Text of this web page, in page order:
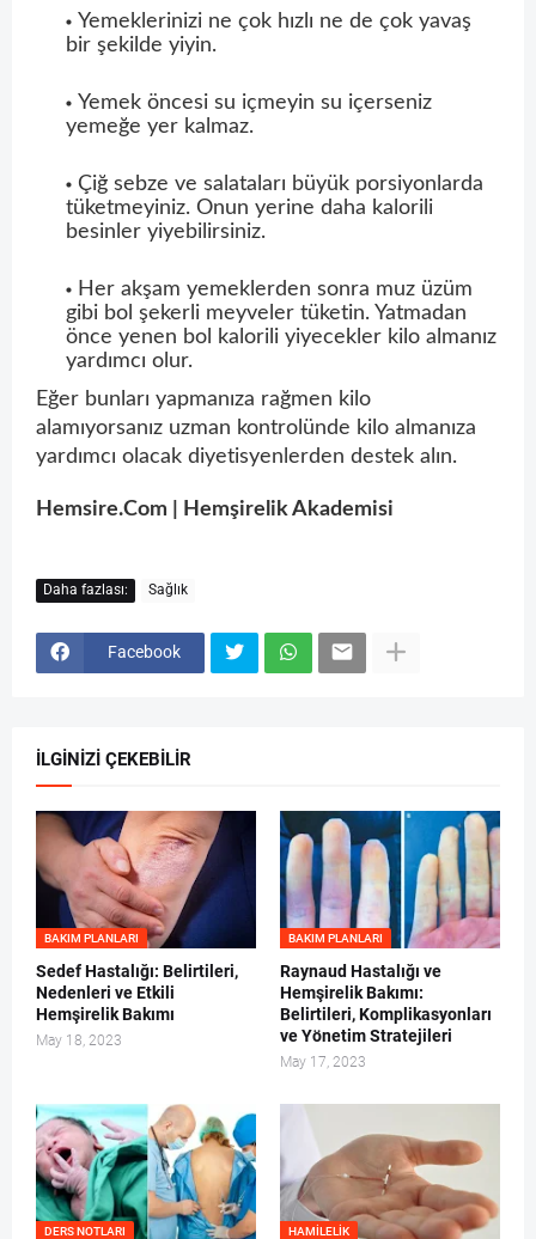
Yemeklerinizi ne çok hızlı ne de çok yavaş
bir şekilde yiyin.
Yemek öncesi su içmeyin su içerseniz
yemeğe yer kalmaz.
Çiğ sebze ve salataları büyük porsiyonlarda
tüketmeyiniz. Onun yerine daha kalorili
besinler yiyebilirsiniz.
Her akşam yemeklerden sonra muz üzüm
gibi bol şekerli meyveler tüketin. Yatmadan
önce yenen bol kalorili yiyecekler kilo almanız
yardımcı olur.
Eğer bunları yapmanıza rağmen kilo
alamıyorsanız uzman kontrolünde kilo almanıza
yardımcı olacak diyetisyenlerden destek alın.
Hemsire.Com | Hemşirelik Akademisi
Daha fazlası: Sağlık
Facebook
İLGİNİZİ ÇEKEBİLİR
BAKIM PLANLARI
Sedef Hastalığı: Belirtileri,
Nedenleri ve Etkili
Hemşirelik Bakımı
May 18, 2023
BAKIM PLANLARI
Raynaud Hastalığı ve
Hemşirelik Bakımı:
Belirtileri, Komplikasyonları
ve Yönetim Stratejileri
May 17, 2023
DERS NOTLARI HAMILELIK